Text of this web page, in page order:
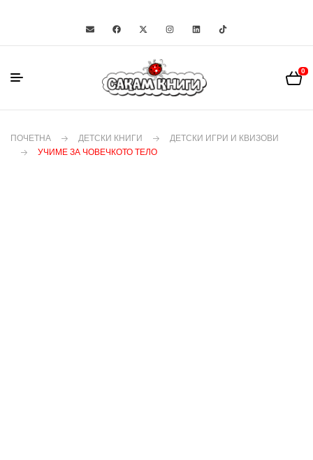
0
ПОЧЕТНА ДЕТСКИ КНИГИ
ДЕТСКИ ИГРИ И КВИЗОВИ
УЧИМЕ ЗА ЧОВЕЧКОТО ТЕЛО